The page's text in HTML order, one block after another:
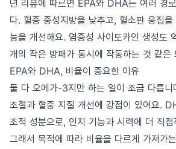
년 리뷰에 따르면 EPA와 DHA는 여러 경
다. 혈중 중성지방을 낮추고, 혈소판 응집을
능을 개선해요. 염증성 사이토카인 생성도
개의 작은 방패가 동시에 작동하는 것 같은
EPA와 DHA, 비율이 중요한 이유
둘 다 오메가-3지만 하는 일이 조금 다릅
조절과 혈중 지질 개선에 강점이 있어요.
조적 성분으로, 인지 기능과 시력에 더 직
그래서 목적에 따라 비율을 다르게 가져가